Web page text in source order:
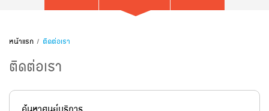
หน้าแรก / ติดต่อเรา
ติดต่อเรา